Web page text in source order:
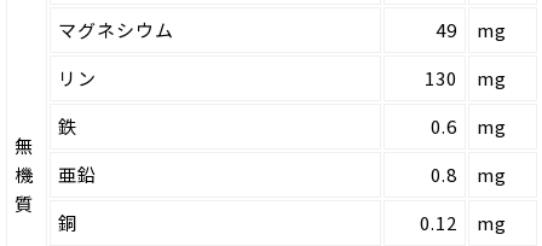
無
機
質
マグネシウム
49
mg
リン
130
mg
鉄
0.6
mg
亜鉛
0.8
mg
銅
0.12
mg